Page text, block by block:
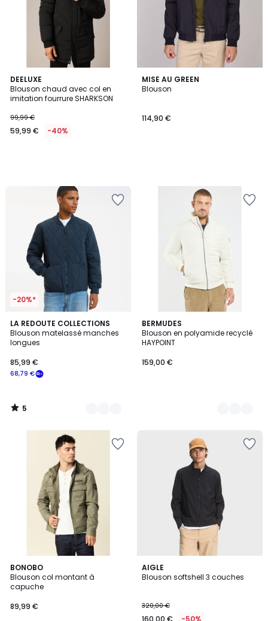
DEELUXE
Blouson chaud avec col en
imitation fourrure SHARKSON
99,99 €
59,99 € -40%
MISE AU GREEN
Blouson
114,90 €
-20%*
LA REDOUTE COLLECTIONS
Blouson matelassé manches
longues
68,79 €
85,99 €
5
/
5
2
Couleurs
5
/
BERMUDES
Blouson en polyamide recyclé
HAYPOINT
159,00 €
2
Couleurs
BONOBO
Blouson col montant à
capuche
89,99 €
AIGLE
Blouson softshell 3 couches
320,00 €
160,00 € -50%
2
Couleurs